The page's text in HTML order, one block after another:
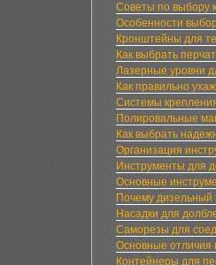
Советы по выбору
Особенности
Кронштейны для
Как выбрать
Лазерные уровни
Как правильно
Системы
Полировальные
Как выбрать
Организация
Инструменты для
Основные
Почему дизельный
Насадки для
Саморезы для
Основные отличия
Контейнеры для